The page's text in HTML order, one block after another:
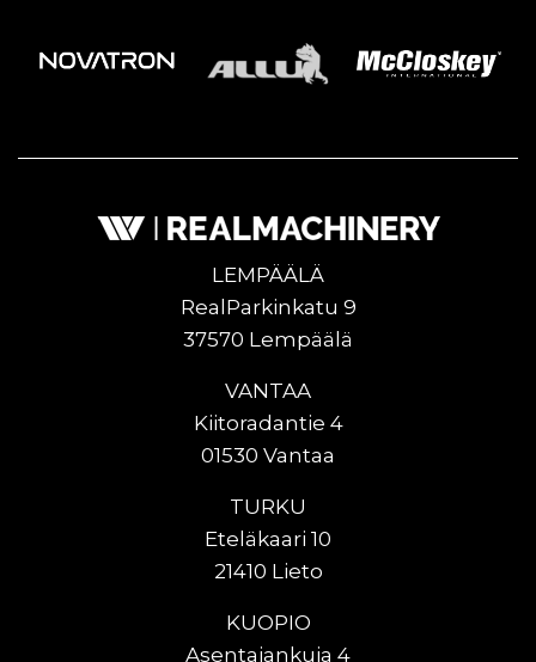
LEMPÄÄLÄ
RealParkinkatu 9
37570 Lempäälä
VANTAA
Kiitoradantie 4
01530 Vantaa
TURKU
Eteläkaari 10
21410 Lieto
KUOPIO
Asentajankuja 4